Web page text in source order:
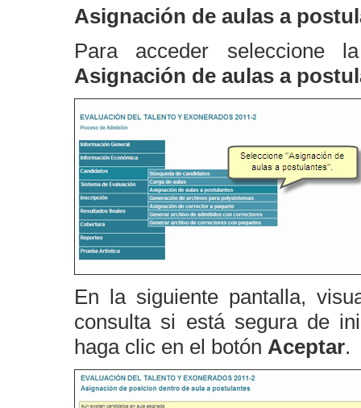
Asignación de aulas a
Para acceder seleccione
Asignación de aulas a
En la siguiente pantalla,
consulta si está segura de
haga clic en el botón Aceptar.